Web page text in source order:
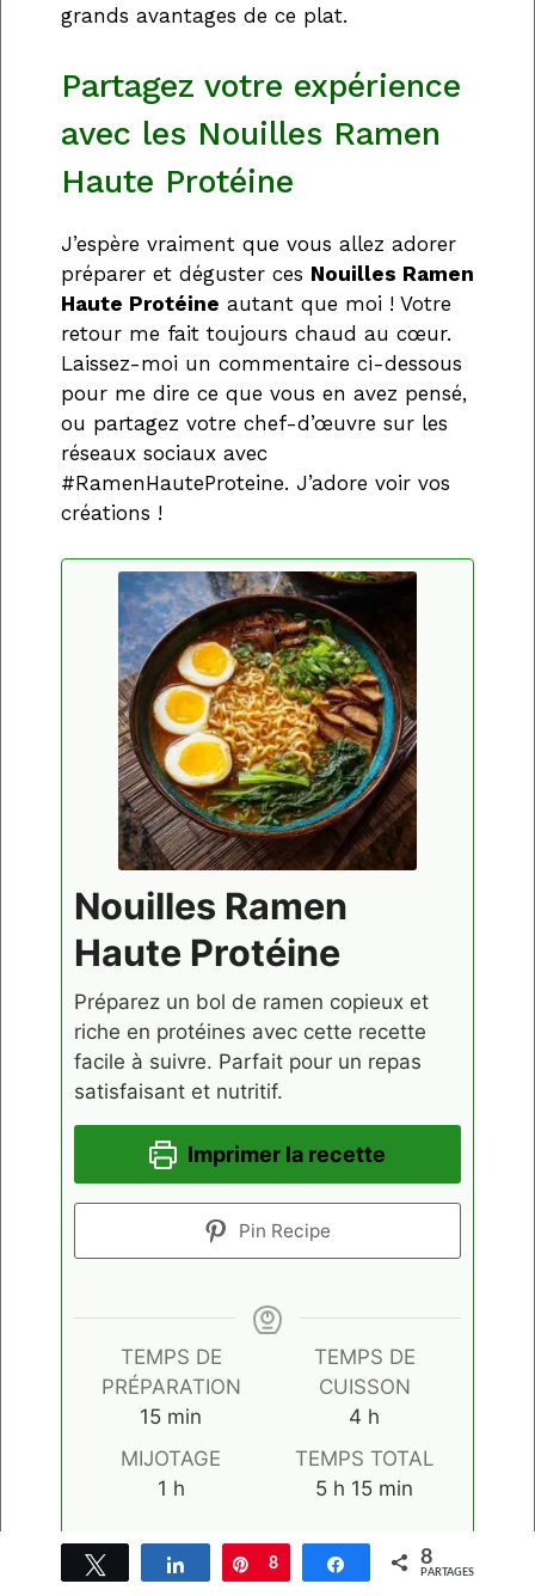
grands avantages de ce plat.
Partagez votre expérience
avec les Nouilles Ramen
Haute Protéine
J’espère vraiment que vous allez adorer
préparer et déguster ces Nouilles Ramen
Haute Protéine autant que moi ! Votre
retour me fait toujours chaud au cœur.
Laissez-moi un commentaire ci-dessous
pour me dire ce que vous en avez pensé,
ou partagez votre chef-d’œuvre sur les
réseaux sociaux avec
#RamenHauteProteine. J’adore voir vos
créations !
Nouilles Ramen
Haute Protéine
Préparez un bol de ramen copieux et
riche en protéines avec cette recette
facile à suivre. Parfait pour un repas
satisfaisant et nutritif.
Imprimer la recette
Pin Recipe
TEMPS DE
PRÉPARATION
15minutes
min
TEMPS DE
CUISSON
4 heures
h
MIJOTAGE
1 heure
h
TEMPS TOTAL
5heures
h 15minutes
min
TYPE DE PLAT CUISINE
Tweetez Partagez Épingle
8 Partagez8
PARTAGES